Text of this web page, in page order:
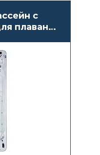
с
плавания